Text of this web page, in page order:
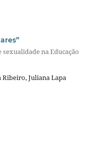
na Educação
Ribeiro, Juliana Lapa